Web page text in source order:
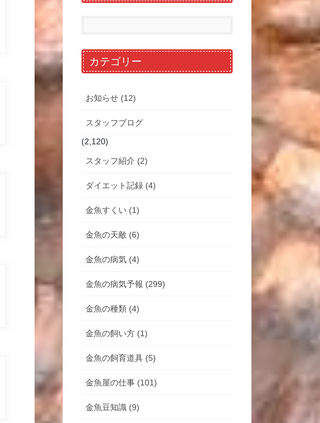
カテゴリー
お知らせ (12)
スタッフブログ
(2,120)
スタッフ紹介 (2)
ダイエット記録 (4)
金魚すくい (1)
金魚の天敵 (6)
金魚の病気 (4)
金魚の病気予報 (299)
金魚の種類 (4)
金魚の飼い方 (1)
金魚の飼育道具 (5)
金魚屋の仕事 (101)
金魚豆知識 (9)